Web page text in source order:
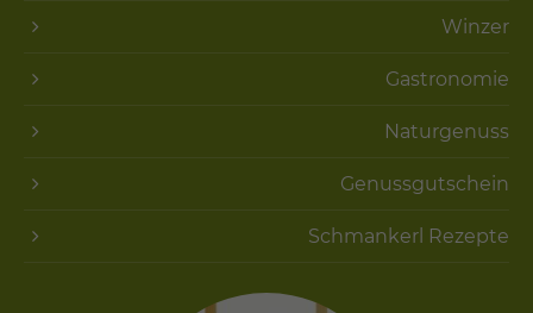
Winzer
Gastronomie
Naturgenuss
Genussgutschein
Schmankerl Rezepte